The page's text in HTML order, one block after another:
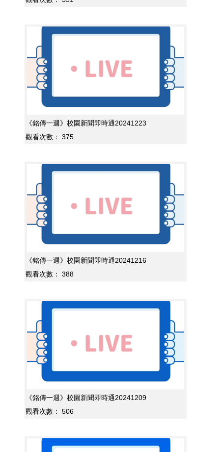
《銘傳一週》校園新聞即時通20241223
觀看次數：
375
《銘傳一週》校園新聞即時通20241216
觀看次數：
388
《銘傳一週》校園新聞即時通20241209
觀看次數：
506